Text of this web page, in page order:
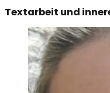
Textarbeit und